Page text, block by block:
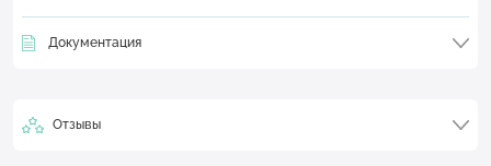
Документация
Отзывы